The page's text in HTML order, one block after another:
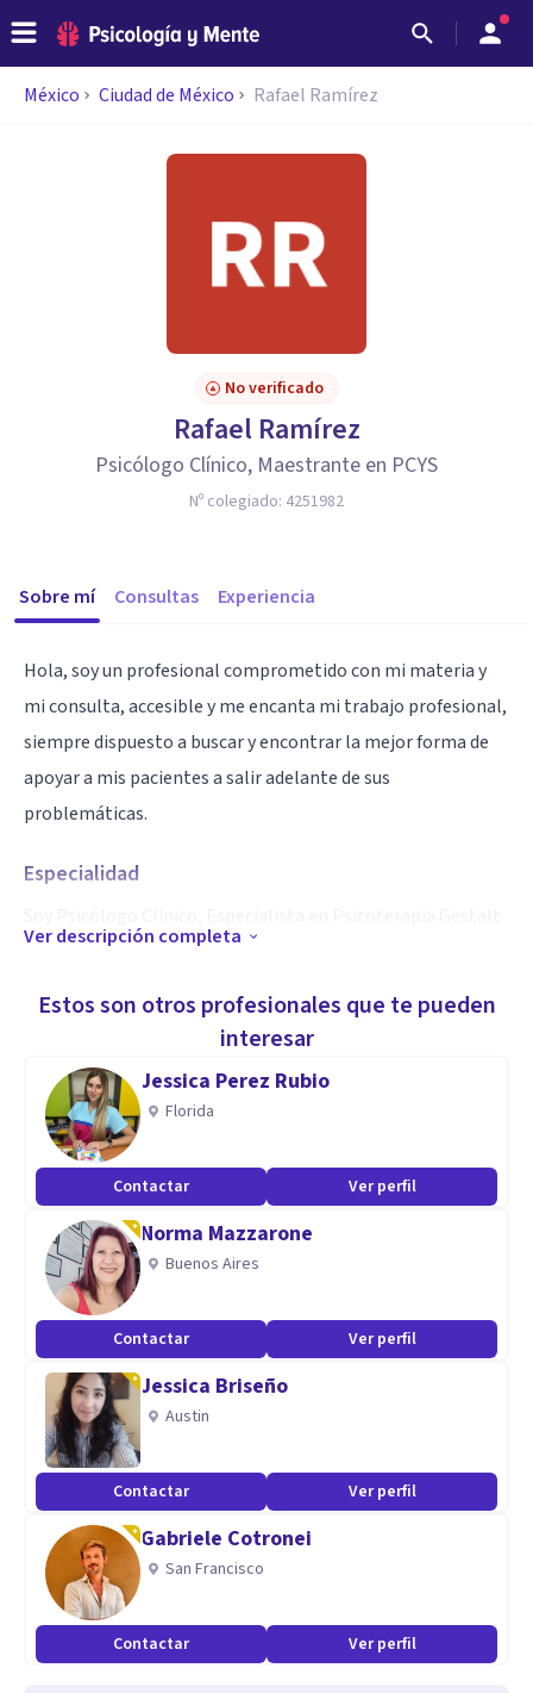
México Ciudad de México Rafael Ramírez
No verificado
Rafael Ramírez
Psicólogo Clínico, Maestrante en PCYS
Nº colegiado: 4251982
Sobre mí Consultas Experiencia
Hola, soy un profesional comprometido con mi materia y
mi consulta, accesible y me encanta mi trabajo profesional,
siempre dispuesto a buscar y encontrar la mejor forma de
apoyar a mis pacientes a salir adelante de sus
problemáticas.
Especialidad
para Niños y Adolescentes, diplomado en Psicoterapia
Maestrante en Psicología Clínica y de la Salud. mi
adultos, niños y adolescentes. También ha brindado
asesoría a parejas.
Aptitudes
Soy muy comprometido y apasionado con mi trabajo, me
gusta seguir aprendiendo y empleando mis conocimientos y
aprendizajes con mis pacientes.
Ver descripción completa
Estos son otros profesionales que te pueden
interesar
Jessica Perez Rubio
Florida
Contactar Ver perfil
Norma Mazzarone
Buenos Aires
Contactar Ver perfil
Jessica Briseño
Austin
Contactar Ver perfil
Gabriele Cotronei
San Francisco
Contactar Ver perfil